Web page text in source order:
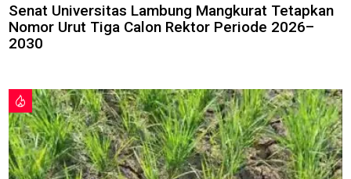
Senat Universitas Lambung Mangkurat Tetapkan
Nomor Urut Tiga Calon Rektor Periode 2026–
2030